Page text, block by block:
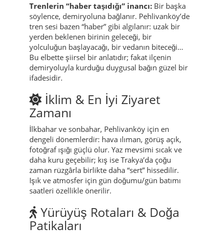
Trenlerin “haber taşıdığı” inancı: Bir başka
söylence, demiryoluna bağlanır. Pehlivanköy’de
tren sesi bazen “haber” gibi algılanır: uzak bir
yerden beklenen birinin geleceği, bir
yolculuğun başlayacağı, bir vedanın biteceği…
Bu elbette şiirsel bir anlatıdır; fakat ilçenin
demiryoluyla kurduğu duygusal bağın güzel bir
ifadesidir.
İklim & En İyi Ziyaret
Zamanı
İlkbahar ve sonbahar, Pehlivanköy için en
dengeli dönemlerdir: hava ılıman, görüş açık,
fotoğraf ışığı güçlü olur. Yaz mevsimi sıcak ve
daha kuru geçebilir; kış ise Trakya’da çoğu
zaman rüzgârla birlikte daha “sert” hissedilir.
Işık ve atmosfer için gün doğumu/gün batımı
saatleri özellikle önerilir.
Yürüyüş Rotaları & Doğa
Patikaları